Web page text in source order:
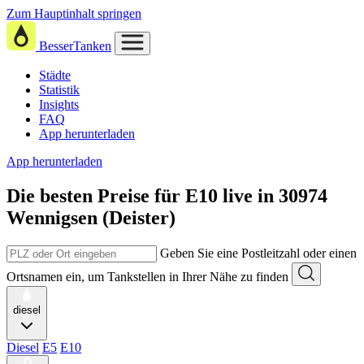
Zum Hauptinhalt springen
BesserTanken
Städte
Statistik
Insights
FAQ
App herunterladen
App herunterladen
Die besten Preise für E10 live in 30974
Wennigsen (Deister)
Geben Sie eine Postleitzahl oder einen
Ortsnamen ein, um Tankstellen in Ihrer Nähe zu finden
diesel
Diesel E5 E10